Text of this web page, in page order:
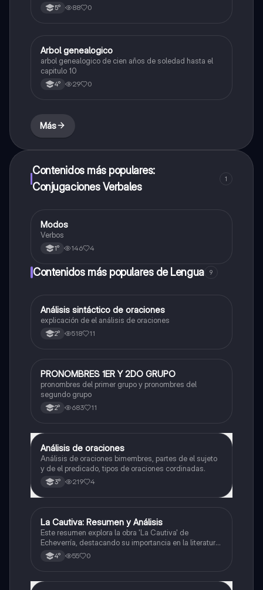
5° 88 0
Lengua
Arbol genealogico
arbol genealogico de cien años de soledad hasta el
capitulo 10
4° 29 0
Más
Contenidos más populares:
Conjugaciones Verbales
1
Lengua
Modos
Verbos
1° 146 4
Contenidos más populares de Lengua 9
Lengua
Análisis sintáctico de oraciones
explicación de el análisis de oraciones
2° 518 11
Lengua
PRONOMBRES 1ER Y 2DO GRUPO
pronombres del primer grupo y pronombres del
segundo grupo
2° 683 11
Lengua
Análisis de oraciones
Análisis de oraciones bimembres, partes de el sujeto
y de el predicado, tipos de oraciones cordinadas.
3° 219 4
Lengua
La Cautiva: Resumen y Análisis
Este resumen explora la obra 'La Cautiva' de
Echeverría, destacando su importancia en la literatura
argentina y su narrativa sobre el amor, el sufrimiento y
la violencia en la frontera.
4° 55 0